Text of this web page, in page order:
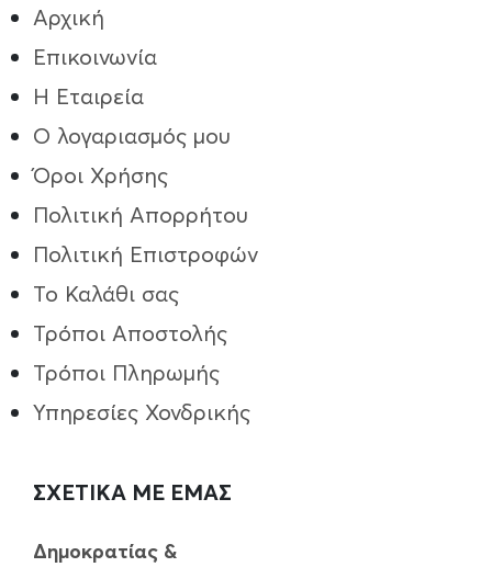
Αρχική
Επικοινωνία
Η Εταιρεία
Ο λογαριασμός μου
Όροι Χρήσης
Πολιτική Απορρήτου
Πολιτική Επιστροφών
Το Καλάθι σας
Τρόποι Aποστολής
Τρόποι Πληρωμής
Υπηρεσίες Χονδρικής
ΣΧΕΤΙΚΑ ΜΕ ΕΜΑΣ
Δημοκρατίας &